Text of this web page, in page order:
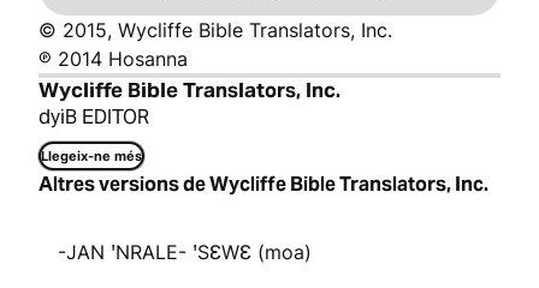
© 2015, Wycliffe Bible Translators, Inc.
℗ 2014 Hosanna
Wycliffe Bible Translators, Inc.
dyiB EDITOR
Llegeix-ne més
Altres versions de Wycliffe Bible Translators, Inc.
-JAN ꞌNRALE- ꞌSƐWƐ (moa)